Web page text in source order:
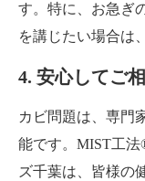
す。特に、お急ぎ
を講じたい場合は
4. 安心してご
カビ問題は、専門
能です。MIST工
ズ千葉は、皆様の